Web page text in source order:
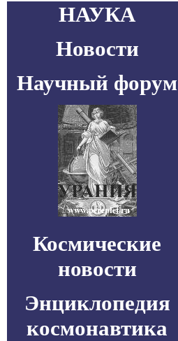
НАУКА
Новости
Научный форум
Космические
новости
Энциклопедия
космонавтика